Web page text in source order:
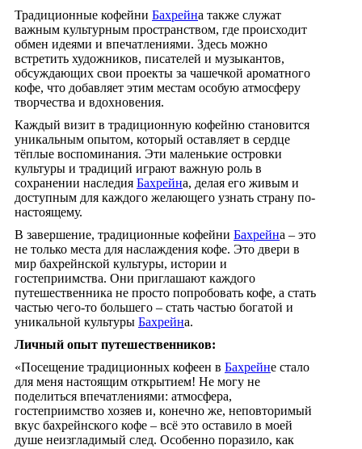
Традиционные кофейни Бахрейна также служат
важным культурным пространством, где происходит
обмен идеями и впечатлениями. Здесь можно
встретить художников, писателей и музыкантов,
обсуждающих свои проекты за чашечкой ароматного
кофе, что добавляет этим местам особую атмосферу
творчества и вдохновения.
Каждый визит в традиционную кофейню становится
уникальным опытом, который оставляет в сердце
тёплые воспоминания. Эти маленькие островки
культуры и традиций играют важную роль в
сохранении наследия Бахрейна, делая его живым и
доступным для каждого желающего узнать страну по-
настоящему.
В завершение, традиционные кофейни Бахрейна – это
не только места для наслаждения кофе. Это двери в
мир бахрейнской культуры, истории и
гостеприимства. Они приглашают каждого
путешественника не просто попробовать кофе, а стать
частью чего-то большего – стать частью богатой и
уникальной культуры Бахрейна.
Личный опыт путешественников:
«Посещение традиционных кофеен в Бахрейне стало
для меня настоящим открытием! Не могу не
поделиться впечатлениями: атмосфера,
гостеприимство хозяев и, конечно же, неповторимый
вкус бахрейнского кофе – всё это оставило в моей
душе неизгладимый след. Особенно поразило, как